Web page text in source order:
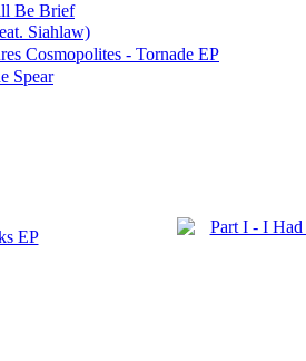
Be Brief
Siahlaw)
Cosmopolites - Tornade EP
Spear